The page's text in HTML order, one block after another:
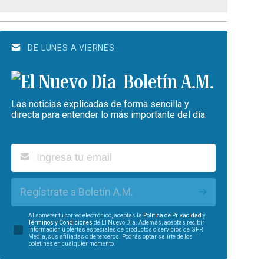
DE LUNES A VIERNES
Boletín A.M.
Las noticias explicadas de forma sencilla y
directa para entender lo más importante del día.
Regístrate a Boletín A.M.
Al someter tu correo electrónico, aceptas la Política de Privacidad y
Términos y Condiciones de El Nuevo Día. Además, aceptas recibir
información u ofertas especiales de productos o servicios de GFR
Media, sus afiliadas o de terceros. Podrás optar salirte de los
boletines en cualquier momento.